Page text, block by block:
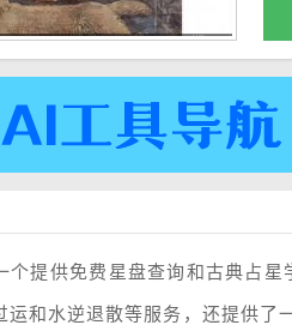
个提供免费星盘查询和古典占
运和水逆退散等服务，还提供了